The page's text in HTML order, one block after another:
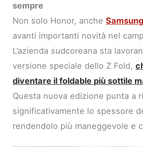
sempre
Non solo Honor, ancheSamsung
avanti importanti novità nel
L’azienda sudcoreana sta
versione speciale dello Z Fold,
diventare il foldable più sottile
Questa nuova edizione punta a
significativamente lo spessore
rendendolo più maneggevole e